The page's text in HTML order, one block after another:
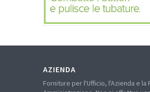
AZIENDA
Forniture per l'Ufficio, l'Azienda e la